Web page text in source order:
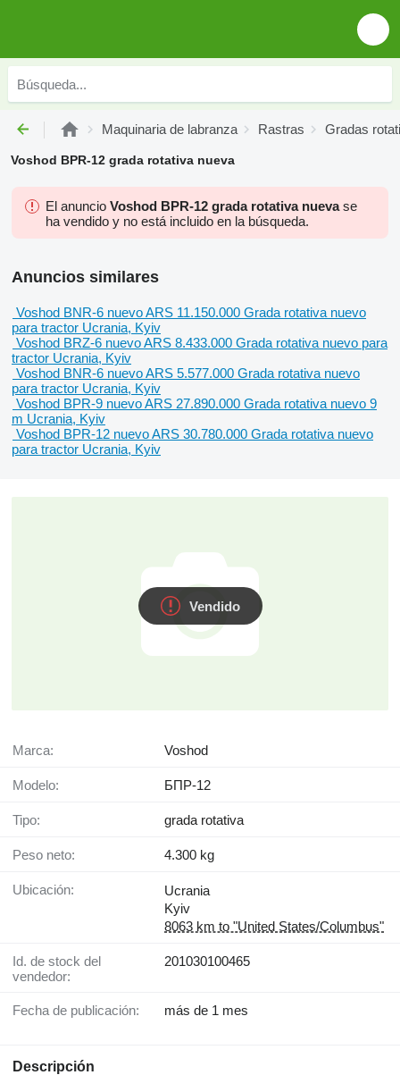
Maquinaria de labranza Rastras Gradas
Voshod BPR-12 grada rotativa nueva
El anuncio Voshod BPR-12 grada rotativa nuevase
ha vendido y no está incluido en la búsqueda.
Anuncios similares
Voshod BNR-6 nuevoARS 11.150.000 Grada rotativa nuevo
para tractor Ucrania, Kyiv
Voshod BRZ-6 nuevoARS 8.433.000 Grada rotativa nuevo para
tractor Ucrania, Kyiv
Voshod BNR-6 nuevoARS 5.577.000 Grada rotativa nuevo
para tractor Ucrania, Kyiv
Voshod BPR-9 nuevoARS 27.890.000 Grada rotativa nuevo 9
m Ucrania, Kyiv
Voshod BPR-12 nuevoARS 30.780.000 Grada rotativa nuevo
para tractor Ucrania, Kyiv
Vendido
Marca: Voshod
Modelo: БПР-12
Tipo: grada rotativa
Peso neto: 4.300 kg
Ubicación:
Ucrania
Kyiv
8063 km to "United States/Columbus"
Id. de stock del
vendedor:
201030100465
Fecha de publicación: más de 1 mes
Descripción